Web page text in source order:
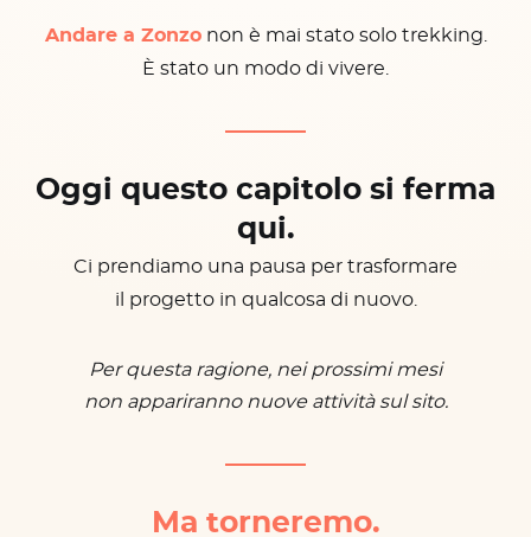
Andare a Zonzonon è mai stato solo trekking.
È stato un modo di vivere.
Oggi questo capitolo si ferma
qui.
Ci prendiamo una pausa per trasformare
il progetto in qualcosa di nuovo.
Per questa ragione, nei prossimi mesi
non appariranno nuove attività sul sito.
Ma torneremo.